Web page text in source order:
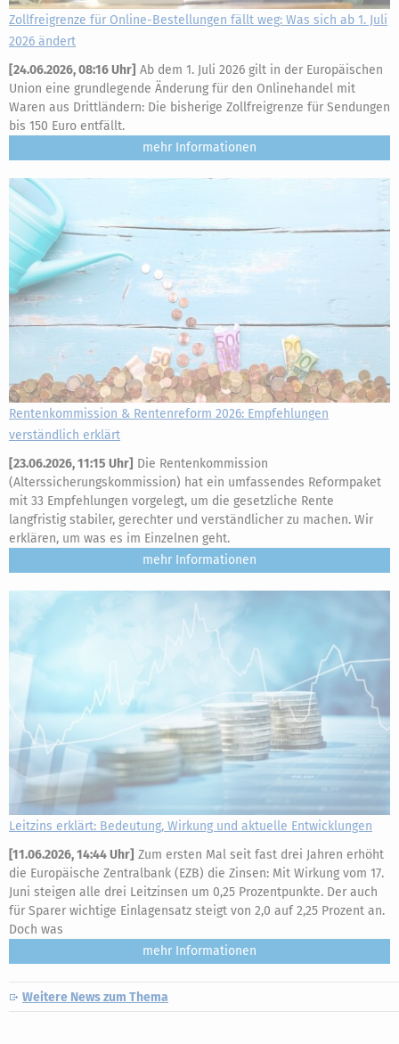
Zollfreigrenze für Online-Bestellungen fällt weg: Was sich ab 1. Juli
2026 ändert
[24.06.2026, 08:16 Uhr] Ab dem 1. Juli 2026 gilt in der Europäischen
Union eine grundlegende Änderung für den Onlinehandel mit
Waren aus Drittländern: Die bisherige Zollfreigrenze für Sendungen
bis 150 Euro entfällt.
mehr
Rentenkommission & Rentenreform 2026: Empfehlungen
verständlich erklärt
[23.06.2026, 11:15 Uhr] Die Rentenkommission
(Alterssicherungskommission) hat ein umfassendes Reformpaket
mit 33 Empfehlungen vorgelegt, um die gesetzliche Rente
langfristig stabiler, gerechter und verständlicher zu machen. Wir
erklären, um was es im Einzelnen geht.
mehr
Leitzins erklärt: Bedeutung, Wirkung und aktuelle Entwicklungen
[11.06.2026, 14:44 Uhr] Zum ersten Mal seit fast drei Jahren erhöht
die Europäische Zentralbank (EZB) die Zinsen: Mit Wirkung vom 17.
Juni steigen alle drei Leitzinsen um 0,25 Prozentpunkte. Der auch
für Sparer wichtige Einlagensatz steigt von 2,0 auf 2,25 Prozent an.
Doch was
mehr
Weitere News zum Thema